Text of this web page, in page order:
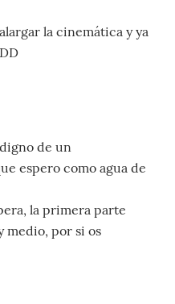
la cinemática y ya
de un
espero como agua de
la primera parte
medio, por si os